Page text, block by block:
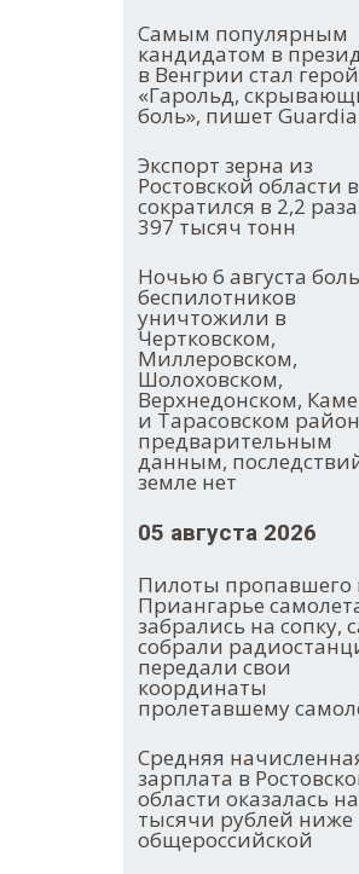
Самым популярным
кандидатом в
в Венгрии стал
«Гарольд,
боль», пишет
Экспорт зерна из
Ростовской области
сократился в 2,2
397 тысяч тонн
Ночью 6 августа
беспилотников
уничтожили в
Чертковском,
Миллеровском,
Шолоховском,
Верхнедонском,
и Тарасовском
предварительным
данным,
земле нет
05 августа 2026
Пилоты пропавшего
Приангарье
забрались на сопку,
собрали
передали свои
координаты
пролетавшему
Средняя
зарплата в
области оказалась
тысячи рублей ниже
общероссийской